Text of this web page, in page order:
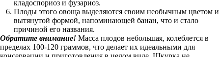
кладоспориоз и фузариоз.
Плоды этого овоща выделяются своим необычным цветом и
вытянутой формой, напоминающей банан, что и стало
причиной его названия.
Обратите внимание! Масса плодов небольшая, колеблется в
пределах 100-120 граммов, что делает их идеальными для